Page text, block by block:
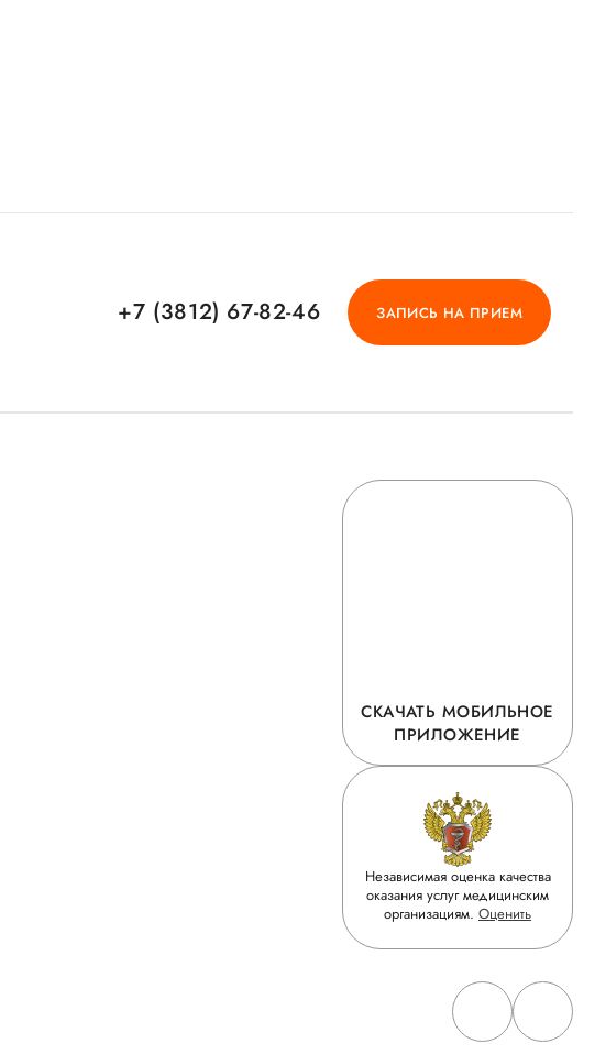
+7 (3812) 67-82-46 ЗАПИСЬ НА ПРИЕМ
СКАЧАТЬ МОБИЛЬНОЕ
ПРИЛОЖЕНИЕ
Независимая оценка качества
оказания услуг медицинским
организациям. Оценить